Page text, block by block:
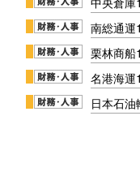
南総通運
栗林商船
名港海運
日本石